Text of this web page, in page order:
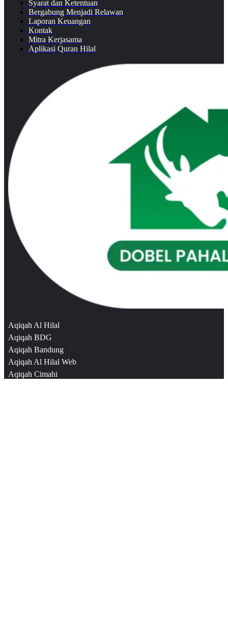
Syarat dan Ketentuan
Bergabung Menjadi Relawan
Laporan Keuangan
Kontak
Mitra Kerjasama
Aplikasi Quran Hilal
Aqiqah Al Hilal
Aqiqah BDG
Aqiqah Bandung
Aqiqah Al Hilal Web
Aqiqah Cimahi